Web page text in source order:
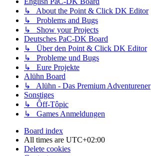
↳ About the Point & Click DK Editor
↳ Problems and Bugs
↳ Show your Projects
Deutsches PaC-DK Board
↳ Über den Point & Click DK Editor
↳ Probleme und Bugs
↳ Eure Projekte
Alühn Board
↳ Alühn - Das Premium Adventurener
Sonstiges
↳ Ôff-Tôpic
↳ Games Anmeldungen
Board index
All times are UTC+02:00
Delete cookies